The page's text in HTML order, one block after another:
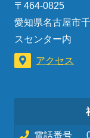
〒464-0825
愛知県名古屋市
スセンター内
アクセス
電話番号